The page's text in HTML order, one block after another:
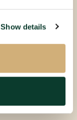
Show details